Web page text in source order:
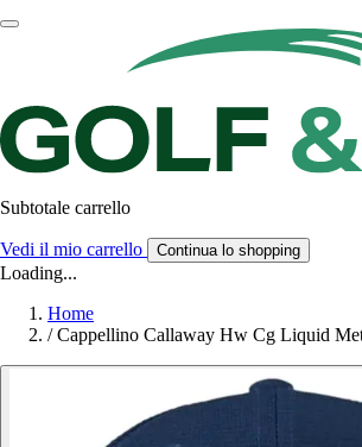
Subtotale carrello
Vedi il mio carrello Continua lo shopping
Loading...
Home
/ Cappellino Callaway Hw Cg Liquid